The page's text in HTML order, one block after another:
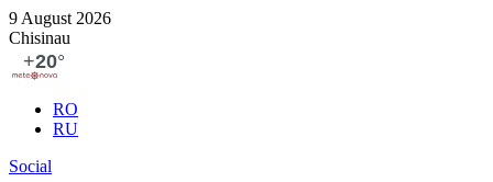
9 August 2026
Chisinau
RO
RU
Social